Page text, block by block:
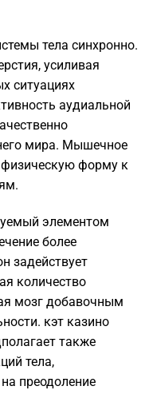
тела синхронно.
усиливая
ситуациях
аудиальной
мира. Мышечное
физическую форму к
элементом
более
задействует
количество
мозг добавочным
кэт казино
также
тела,
преодоление